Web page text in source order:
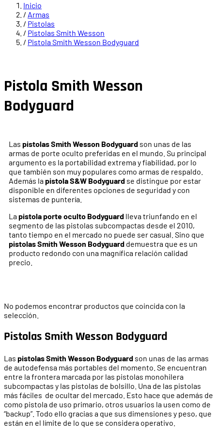
Inicio
/ Armas
/ Pistolas
/ Pistolas Smith Wesson
/ Pistola Smith Wesson Bodyguard
Pistola Smith Wesson
Bodyguard
Las pistolas Smith Wesson Bodyguard son unas de las
armas de porte oculto preferidas en el mundo. Su principal
argumento es la portabilidad extrema y fiabilidad, por lo
que también son muy populares como armas de respaldo.
Además lapistola S&W Bodyguard se distingue por estar
disponible en diferentes opciones de seguridad y con
sistemas de puntería.
Lapistola porte oculto Bodyguard lleva triunfando en el
segmento de las pistolas subcompactas desde el 2010,
tanto tiempo en el mercado no puede ser casual. Sino que
pistolas Smith Wesson Bodyguard demuestra que es un
producto redondo con una magnífica relación calidad
precio.
No podemos encontrar productos que coincida con la
selección.
Pistolas Smith Wesson Bodyguard
Las pistolas Smith Wesson Bodyguard son unas de las armas
de autodefensa más portables del momento. Se encuentran
entre la frontera marcada por las pistolas monohilera
subcompactas y las pistolas de bolsillo. Una de las pistolas
más fáciles de ocultar del mercado. Esto hace que además de
como pistola de uso primario, otros usuarios la usen como de
“backup”. Todo ello gracias a que sus dimensiones y peso, que
están en el límite de lo que se considera operativo.